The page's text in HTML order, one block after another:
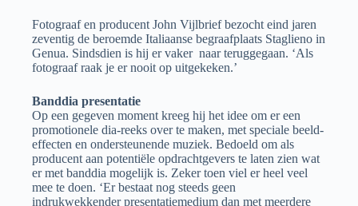
Fotograaf en producent John Vijlbrief bezocht eind jaren
zeventig de beroemde Italiaanse begraafplaats Staglieno in
Genua. Sindsdien is hij er vaker naar teruggegaan. ‘Als
fotograaf raak je er nooit op uitgekeken.’
Banddia presentatie
Op een gegeven moment kreeg hij het idee om er een
promotionele dia-reeks over te maken, met speciale beeld-
effecten en ondersteunende muziek. Bedoeld om als
producent aan potentiële opdrachtgevers te laten zien wat
er met banddia mogelijk is. Zeker toen viel er heel veel
mee te doen. ‘Er bestaat nog steeds geen
indrukwekkender presentatiemedium dan met meerdere